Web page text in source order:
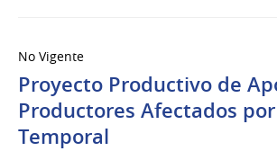
No Vigente
Proyecto Productivo de
Productores Afectados
Temporal